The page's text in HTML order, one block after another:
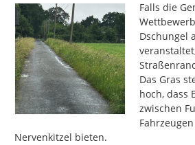
Falls die
Dschungel
Das Gras
hoch, dass
zwischen
Nervenkitzel bieten.